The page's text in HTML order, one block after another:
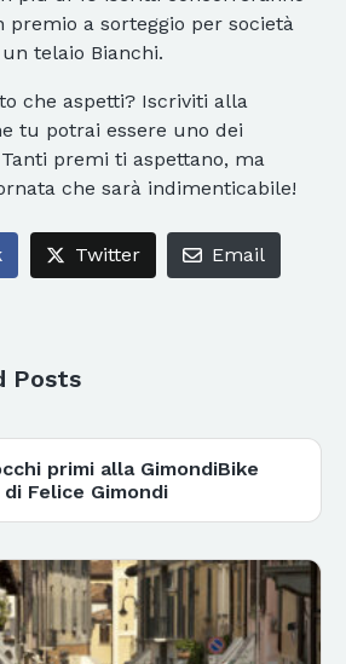
premio a sorteggio per società
telaio Bianchi.
che aspetti? Iscriviti alla
tu potrai essere uno dei
premi ti aspettano, ma
che sarà indimenticabile!
Twitter Email
Posts
primi alla GimondiBike
Felice Gimondi